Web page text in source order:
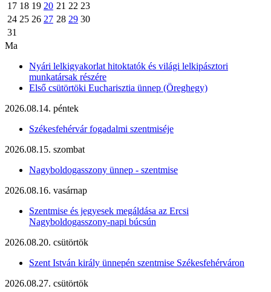
17 18 19 20 21 22 23
24 25 26 27 28 29 30
31
Ma
Nyári lelkigyakorlat hitoktatók és világi lelkipásztori
munkatársak részére
Első csütörtöki Eucharisztia ünnep (Öreghegy)
2026.08.14. péntek
Székesfehérvár fogadalmi szentmiséje
2026.08.15. szombat
Nagyboldogasszony ünnep - szentmise
2026.08.16. vasárnap
Szentmise és jegyesek megáldása az Ercsi
Nagyboldogasszony-napi búcsún
2026.08.20. csütörtök
Szent István király ünnepén szentmise Székesfehérváron
2026.08.27. csütörtök